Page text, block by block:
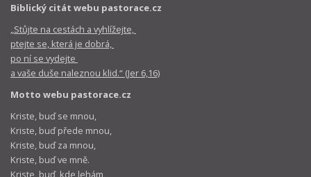
Biblický citát webu pastorace.cz
„Stůjte na cestách a vyhlížejte,
ptejte se, která je dobrá,
po ní se vydejte
a vaše duše naleznou klid.“ (Jer 6,16)
Motto webu pastorace.cz
Kriste, buď se mnou,
Kriste, buď přede mnou,
Kriste, buď za mnou,
Kriste, buď ve mně.
Kriste, buď, kde lehám,